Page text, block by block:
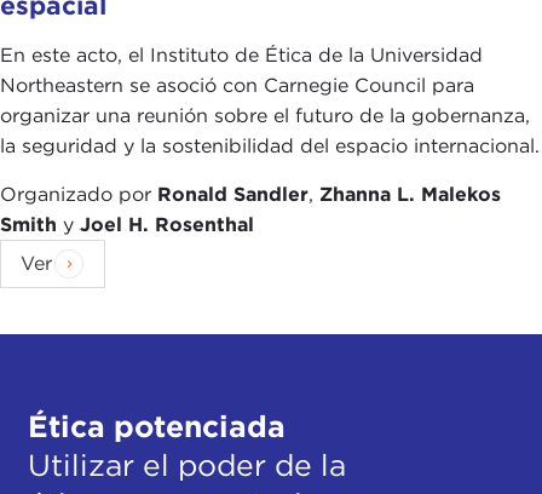
En este acto, el Instituto de Ética de la Universidad
Northeastern se asoció con Carnegie Council para
organizar una reunión sobre el futuro de la gobernanza,
la seguridad y la sostenibilidad del espacio internacional.
Organizado por Ronald Sandler, Zhanna L. Malekos
Smith y Joel H. Rosenthal
Ver
Ética potenciada
Utilizar el poder de la